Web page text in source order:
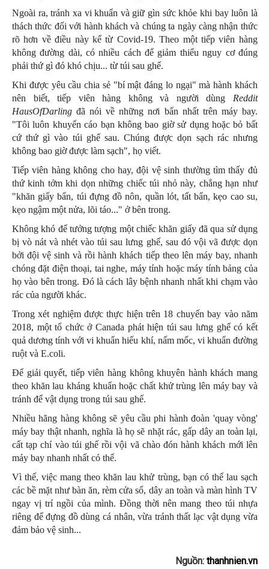
Ngoài ra, tránh xa vi khuẩn và giữ gìn sức khỏe khi bay luôn là
thách thức đối với hành khách và chúng ta ngày càng nhận thức
rõ hơn về điều này kể từ Covid-19. Theo một tiếp viên hàng
không đường dài, có nhiều cách để giảm thiểu nguy cơ đúng
phải thứ gì đó khó chịu... từ túi sau ghế.
Khi được yêu cầu chia sẻ "bí mật đáng lo ngại" mà hành khách
nên biết, tiếp viên hàng không và người dùng Reddit
HausOfDarling đã nói về những nơi bẩn nhất trên máy bay.
"Tôi luôn khuyến cáo bạn không bao giờ sử dụng hoặc bỏ bất
cứ thứ gì vào túi ghế sau. Chúng được dọn sạch rác nhưng
không bao giờ được làm sạch", họ viết.
Tiếp viên hàng không cho hay, đội vệ sinh thường tìm thấy đủ
thứ kinh tởm khi dọn những chiếc túi nhỏ này, chẳng hạn như
"khăn giấy bẩn, túi đựng đồ nôn, quần lót, tất bẩn, kẹo cao su,
kẹo ngậm một nửa, lõi táo..." ở bên trong.
Không khó để tưởng tượng một chiếc khăn giấy đã qua sử dụng
bị vò nát và nhét vào túi sau lưng ghế, sau đó vội vã được dọn
bởi đội vệ sinh và rồi hành khách tiếp theo lên máy bay, nhanh
chóng đặt điện thoại, tai nghe, máy tính hoặc máy tính bảng của
họ vào bên trong. Đó là cách lây bệnh nhanh nhất khi chạm vào
rác của người khác.
Trong xét nghiệm được thực hiện trên 18 chuyến bay vào năm
2018, một tổ chức ở Canada phát hiện túi sau lưng ghế có kết
quả dương tính với vi khuẩn hiếu khí, nấm mốc, vi khuẩn đường
ruột và E.coli.
Để giải quyết, tiếp viên hàng không khuyên hành khách mang
theo khăn lau kháng khuẩn hoặc chất khử trùng lên máy bay và
tránh để vật dụng trong túi sau ghế.
Nhiều hãng hàng không sẽ yêu cầu phi hành đoàn 'quay vòng'
máy bay thật nhanh, nghĩa là họ sẽ nhặt rác, gấp dây an toàn lại,
cất tạp chí vào túi ghế rồi vội vã chào đón hành khách mới lên
máy bay nhanh nhất có thể.
Vì thế, việc mang theo khăn lau khử trùng, bạn có thể lau sạch
các bề mặt như bàn ăn, rèm cửa sổ, dây an toàn và màn hình TV
ngay vị trí ngồi của mình. Đồng thời nên mang theo túi nhựa
riêng để đựng đồ dùng cá nhân, vừa tránh thất lạc vật dụng vừa
đảm bảo vệ sinh...
Nguồn: thanhnien.vn